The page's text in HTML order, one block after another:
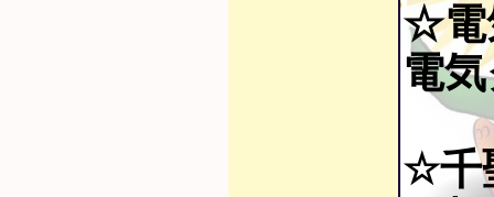
☆電
電
☆千